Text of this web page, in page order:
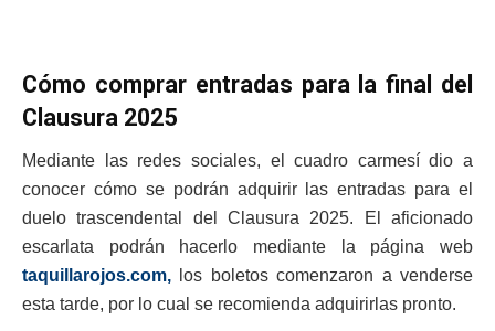
Cómo comprar entradas para la final del
Clausura 2025
Mediante las redes sociales, el cuadro carmesí dio a
conocer cómo se podrán adquirir las entradas para el
duelo trascendental del Clausura 2025. El aficionado
escarlata podrán hacerlo mediante la página web
taquillarojos.com, los boletos comenzaron a venderse
esta tarde, por lo cual se recomienda adquirirlas pronto.